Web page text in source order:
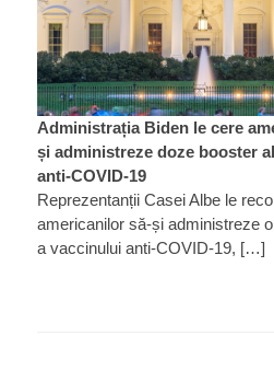
Administrația Biden le cere
și administreze doze booster
anti-COVID-19
Reprezentanții Casei Albe le
americanilor să-și administreze
a vaccinului anti-COVID-19, […]